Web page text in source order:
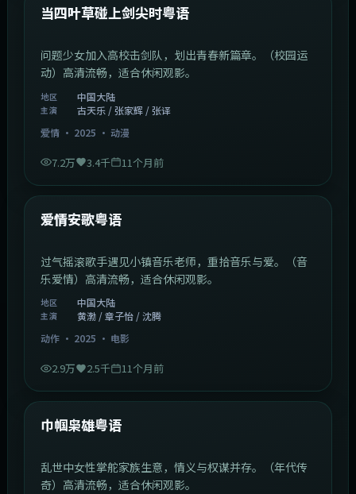
最新
当四叶草碰上剑尖时粤语
问题少女加入高校击剑队，划出青春新篇章。（校园运
动）高清流畅，适合休闲观影。
地区 中国大陆
主演
古天乐 / 张家辉 / 张译
爱情· 2025 · 动漫
7.2万 3.4千 11个月前
最新
爱情安歌粤语
过气摇滚歌手遇见小镇音乐老师，重拾音乐与爱。（音
乐爱情）高清流畅，适合休闲观影。
地区 中国大陆
主演
黄渤 / 章子怡 / 沈腾
动作· 2025 · 电影
2.9万 2.5千 11个月前
最新
巾帼枭雄粤语
乱世中女性掌舵家族生意，情义与权谋并存。（年代传
奇）高清流畅，适合休闲观影。